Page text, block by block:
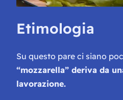
Etimologia
Su questo pare ci siano
“mozzarella” deriva da
lavorazione.